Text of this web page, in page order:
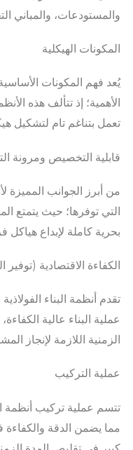
والمستودعات، والمباني
المكونات الهيكلية
يُعد فهم المكونات الأساسية
الأهمية؛ إذ تتألف هذه
تعمل بتناغم تام لتشكيل
قابلية التخصيص ومرونة
من أبرز الجوانب المميزة
التي توفرها؛ حيث يتمتع
بحرية كاملة لإبداع هياكل
الكفاءة الاقتصادية (توفير
تقدم أنظمة البناء
عملية البناء عالية
الزمنية اللازمة لإنجاز
عملية التركيب
تتسم عملية تركيب أنظمة
مما يضمن الدقة والكفاءة